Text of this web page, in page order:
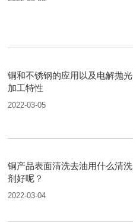
铜和不锈钢的应用以及电解抛光
加工特性
2022-03-05
铜产品表面清洗去油用什么清洗
剂好呢？
2022-03-04